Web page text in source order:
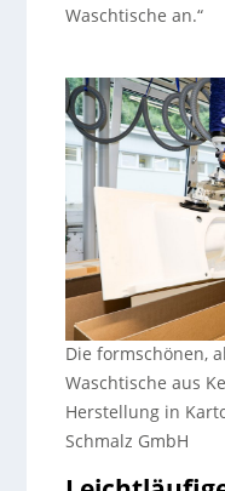
Waschtische an.“
Die formschönen,
Waschtische aus
Herstellung in
Schmalz GmbH